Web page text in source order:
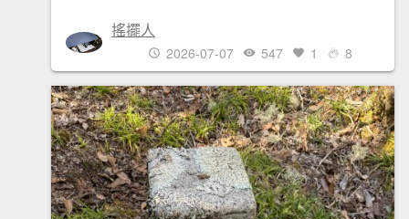
搖擺人
2026-07-07 547 1 8